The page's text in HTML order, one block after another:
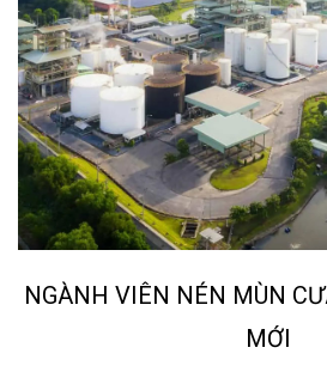
NGÀNH VIÊN NÉN MÙN
MỚI